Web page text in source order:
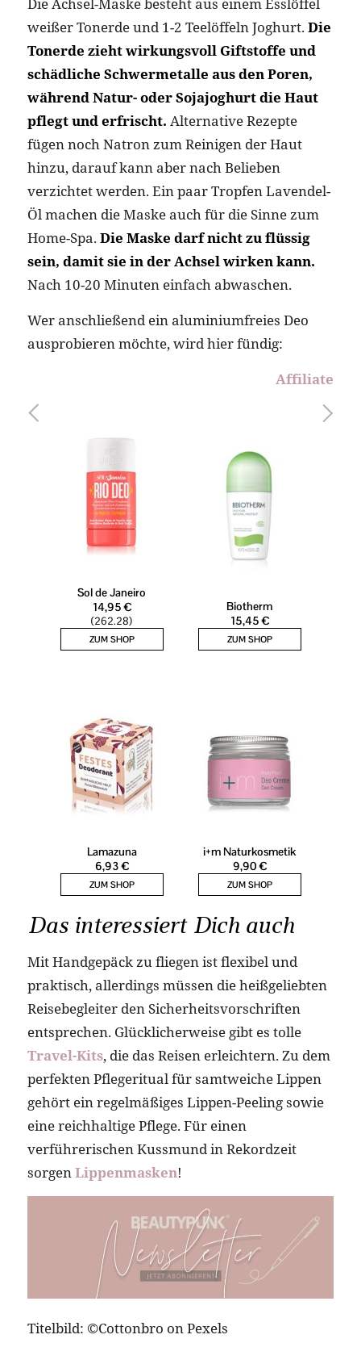
Die Achsel-Maske besteht aus einem Esslöffel
weißer Tonerde und 1-2 Teelöffeln Joghurt. Die
Tonerde zieht wirkungsvoll Giftstoffe und
schädliche Schwermetalle aus den Poren,
während Natur- oder Sojajoghurt die Haut
pflegt und erfrischt. Alternative Rezepte
fügen noch Natron zum Reinigen der Haut
hinzu, darauf kann aber nach Belieben
verzichtet werden. Ein paar Tropfen Lavendel-
Öl machen die Maske auch für die Sinne zum
Home-Spa. Die Maske darf nicht zu flüssig
sein, damit sie in der Achsel wirken kann.
Nach 10-20 Minuten einfach abwaschen.
Wer anschließend ein aluminiumfreies Deo
ausprobieren möchte, wird hier fündig:
Affiliate
Das interessiert Dich auch
Mit Handgepäck zu fliegen ist flexibel und
praktisch, allerdings müssen die heißgeliebten
Reisebegleiter den Sicherheitsvorschriften
entsprechen. Glücklicherweise gibt es tolle
Travel-Kits, die das Reisen erleichtern. Zu dem
perfekten Pflegeritual für samtweiche Lippen
gehört ein regelmäßiges Lippen-Peeling sowie
eine reichhaltige Pflege. Für einen
verführerischen Kussmund in Rekordzeit
sorgenLippenmasken!
Titelbild: ©Cottonbro on Pexels